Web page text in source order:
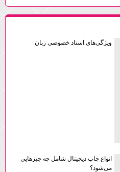
ویژگی‌های استاد خصوصی زبان
انواع چاپ دیجیتال شامل چه چیزهایی
می‌شود؟